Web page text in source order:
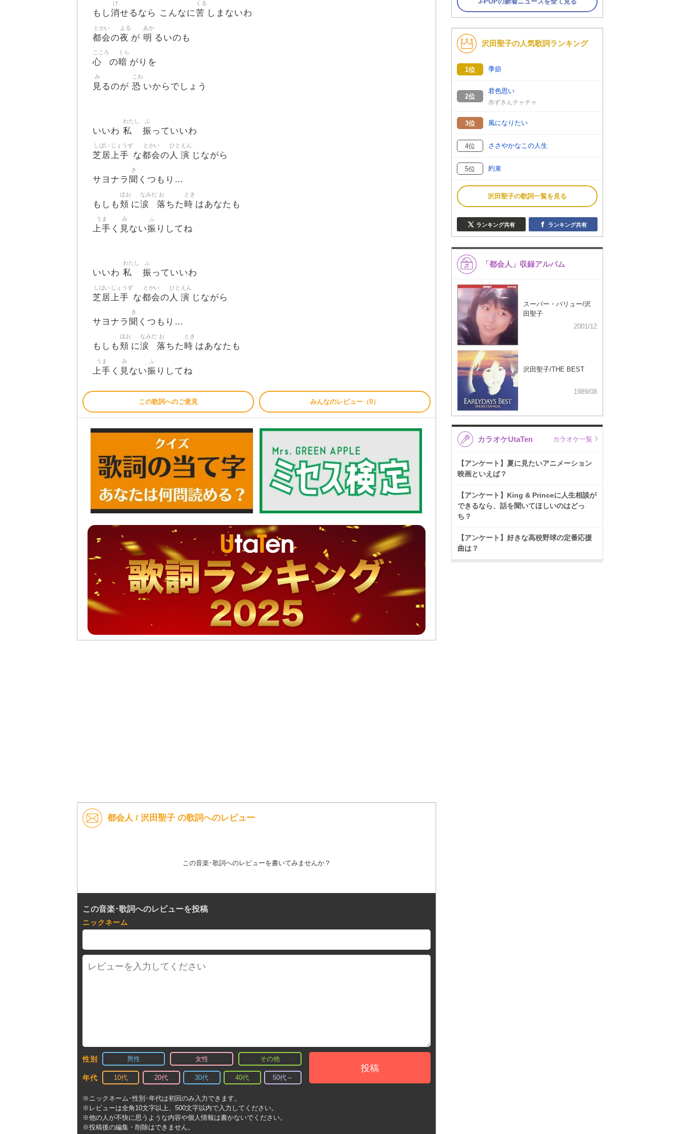
もし消
け
せるなら こんなに苦
くる
しまないわ
都会
とかい
の夜
よる
が 明
あか
るいのも
心
こころ
の暗
くら
がりを
見
み
るのが 恐
こわ
いからでしょう
いいわ 私
わたし
振
ふ
っていいわ
芝居
しばい
上手
じょうず
な都会
とかい
の 人
ひと
演
えん
じながら
サヨナラ 聞
き
くつもり…
もしも頬
ほお
に涙
なみだ
落
お
ちた 時
とき
はあなたも
上手
うま
く 見
み
ない振
ふ
りしてね
いいわ 私
わたし
振
ふ
っていいわ
芝居
しばい
上手
じょうず
な都会
とかい
の 人
ひと
演
えん
じながら
サヨナラ 聞
き
くつもり…
もしも頬
ほお
に涙
なみだ
落
お
ちた 時
とき
はあなたも
上手
うま
く 見
み
ない振
ふ
りしてね
この歌詞へのご意見 みんなのレビュー（0）
都会人 / 沢田聖子 の歌詞へのレビュー
この音楽･歌詞へのレビューを書いてみませんか？
この音楽･歌詞へのレビューを投稿
ニックネーム
性別 男性 女性 その他
年代 10代 20代 30代 40代 50代～
投稿
※ニックネーム･性別･年代は初回のみ入力できます。
※レビューは全角10文字以上、500文字以内で入力してください。
※他の人が不快に思うような内容や個人情報は書かないでください。
※投稿後の編集・削除はできません。
沢田聖子の人気歌詞ランキング
1位 季節
2位
君色思い
赤ずきんチャチャ
3位 風になりたい
4位 ささやかなこの人生
5位 約束
沢田聖子の歌詞一覧を見る
ランキング共有 ランキング共有
「都会人」収録アルバム
スーパー・バリュー/沢
田聖子
2001/12
沢田聖子/THE BEST
1989/08
カラオケUtaTen カラオケ一覧
【アンケート】夏に見たいアニメーション
映画といえば？
【アンケート】King & Princeに人生相談が
できるなら、話を聞いてほしいのはどっ
ち？
【アンケート】好きな高校野球の定番応援
曲は？